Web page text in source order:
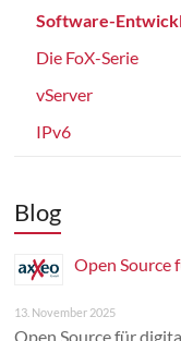
Software-
Die FoX-Serie
vServer
IPv6
Blog
Open Source
13. November 2025
Open Source für